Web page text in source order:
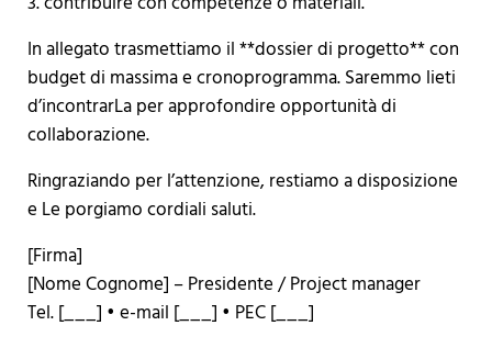
In allegato trasmettiamo il **dossier di progetto** con
budget di massima e cronoprogramma. Saremmo lieti
d’incontrarLa per approfondire opportunità di
collaborazione.
Ringraziando per l’attenzione, restiamo a disposizione
e Le porgiamo cordiali saluti.
[Firma]
[Nome Cognome] – Presidente / Project manager
Tel. [___] • e-mail [___] • PEC [___]